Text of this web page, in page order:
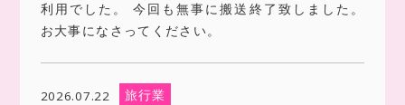
利用でした。 今回も無事に搬送終了致しました。
お大事になさってください。
2026.07.22 旅行業